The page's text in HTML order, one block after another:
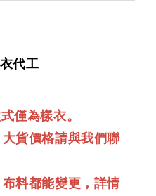
代工
僅為樣衣。
貨價格請與我們聯
料都能變更，詳情